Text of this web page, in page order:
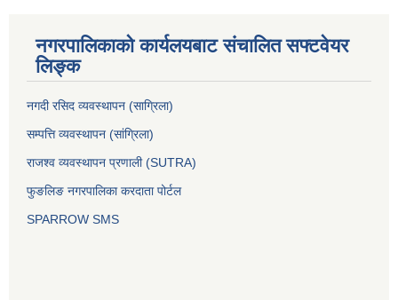
नगरपालिकाको कार्यलयबाट संचालित सफ्टवेयर
लिङ्क
नगदी रसिद व्यवस्थापन (साग्रिला)
सम्पत्ति व्यवस्थापन (सांग्रिला)
राजश्व व्यवस्थापन प्रणाली (SUTRA)
फुङलिङ नगरपालिका करदाता पोर्टल
SPARROW SMS